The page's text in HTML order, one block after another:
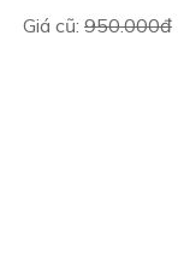
Giá cũ: 950.000đ